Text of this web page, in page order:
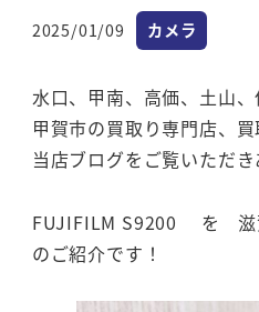
投稿日
2025/01/09 カテゴリー
カメラ
水口、甲南、高価、土山
甲賀市の買取り専門店、
当店ブログをご覧いただ
FUJIFILM S9200 を
のご紹介です！